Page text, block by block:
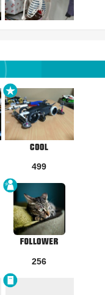
499
256